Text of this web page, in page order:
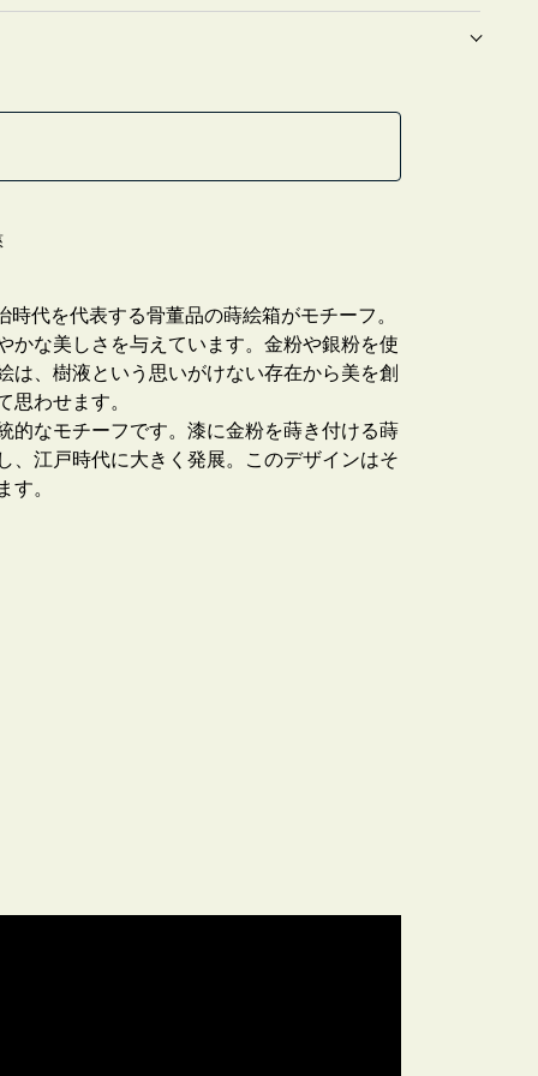
代を代表する骨董品の蒔絵箱がモチーフ。
かな美しさを与えています。金粉や銀粉を使
は、樹液という思いがけない存在から美を創
思わせます。
的なモチーフです。漆に金粉を蒔き付ける蒔
、江戸時代に大きく発展。このデザインはそ
す。